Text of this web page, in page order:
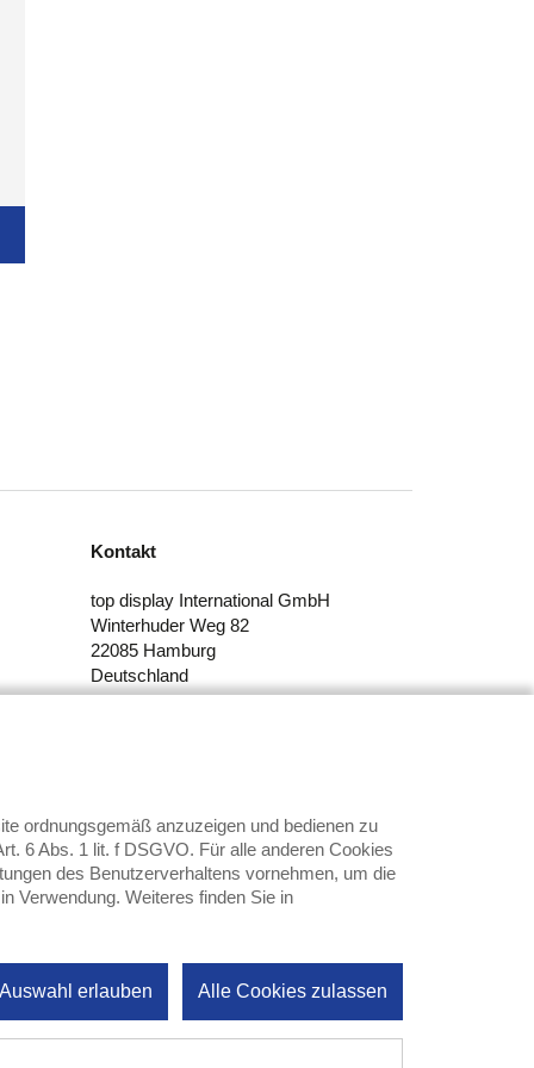
Kontakt
top display International GmbH
Winterhuder Weg 82
22085 Hamburg
Deutschland
ordnungsgemäß anzuzeigen und bedienen zu
6 Abs. 1 lit. f DSGVO. Für alle anderen Cookies
des Benutzerverhaltens vornehmen, um die
Verwendung. Weiteres finden Sie in
erlauben Alle Cookies zulassen